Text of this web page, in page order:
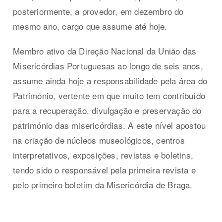
posteriormente, a provedor, em dezembro do
mesmo ano, cargo que assume até hoje.
Membro ativo da Direção Nacional da União das
Misericórdias Portuguesas ao longo de seis anos,
assume ainda hoje a responsabilidade pela área do
Património, vertente em que muito tem contribuído
para a recuperação, divulgação e preservação do
património das misericórdias. A este nível apostou
na criação de núcleos museológicos, centros
interpretativos, exposições, revistas e boletins,
tendo sido o responsável pela primeira revista e
pelo primeiro boletim da Misericórdia de Braga.